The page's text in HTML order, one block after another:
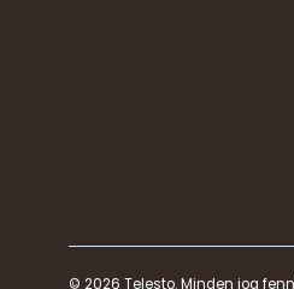
© 2026 Telesto. Minden jog